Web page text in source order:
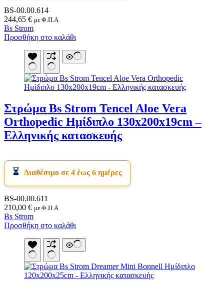
BS-00.00.614
244,65 € με Φ.Π.Α
Bs Strom
Προσθήκη στο καλάθι
Στρώμα Bs Strom Tencel Aloe Vera
Orthopedic Ημίδιπλο 130x200x19cm –
Ελληνικής κατασκευής
Διαθέσιμο σε 4 έως 6 ημέρες
BS-00.00.611
210,00 € με Φ.Π.Α
Bs Strom
Προσθήκη στο καλάθι